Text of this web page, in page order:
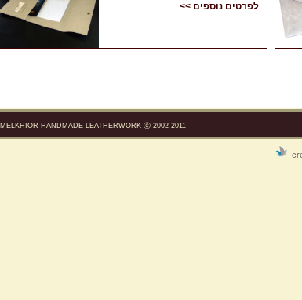
לפרטים נוספים >>
MELKHIOR HANDMADE LEATHERWORK Ⓒ 2002-2011